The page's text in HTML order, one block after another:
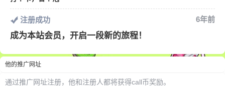
注册成功 6年前
成为本站会员，开启一段新的旅程！
他的推广网址
通过推广网址注册， 他和注册人都将获得call币奖励。
您没有权限发布内容，请购买会员或者提升权
限。
忘记密码？ 找回 已有帐号？